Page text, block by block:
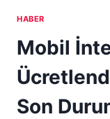
HABER
Mobil
Son